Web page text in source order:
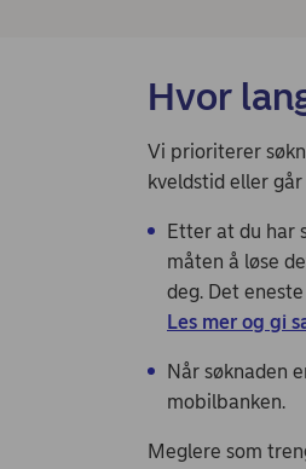
Hvor
Vi prioriterer
kveldstid eller
Etter at du har
måten å løse
deg. Det
Les mer og gi
Når søknaden
mobilbanken.
Meglere som